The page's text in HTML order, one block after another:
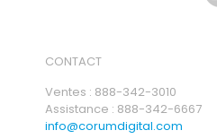
CONTACT
Ventes : 888-342-3010
Assistance : 888-342-6667
info@corumdigital.com